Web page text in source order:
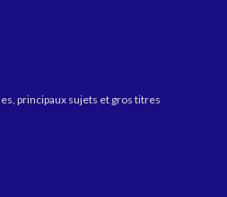
principaux sujets et gros titres